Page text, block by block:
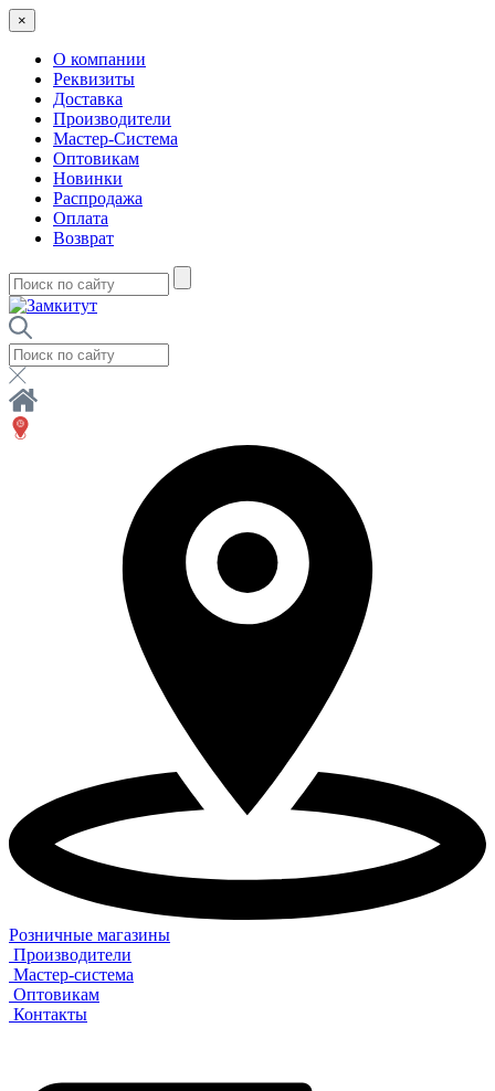
×
О компании
Реквизиты
Доставка
Производители
Мастер-Система
Оптовикам
Новинки
Распродажа
Оплата
Возврат
Розничные магазины
Производители
Мастер-система
Оптовикам
Контакты